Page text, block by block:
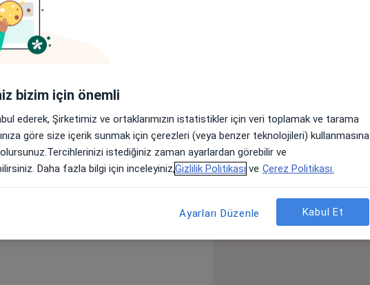
mezun olduktan sonra
Ardından Yüz Plastik ve
olarak Almanya Regensburg
Cerrahi Bölümü’nde eğitim gördüm.
Plastik ve Rekonstrüktif cerrahi
eğitimler sayesinde Avrupa Yüz
sertifikalı cerrahı oldum.
bizim için önemli
ederek, Şirketimiz ve ortaklarımızın istatistikler için veri toplamak ve tarama
göre size içerik sunmak için çerezleri (veya benzer teknolojileri) kullanmasına
istediğiniz zaman ayarlardan görebilir ve
Daha fazla bilgi için inceleyiniz,Gizlilik Politikası ve Çerez Politikası.
Ayarları Düzenle Kabul Et